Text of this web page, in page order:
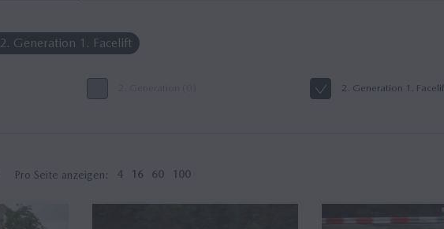
2. Generation 1. Facelift
2. Generation 1.
Pro Seite anzeigen: 4 16 60 100